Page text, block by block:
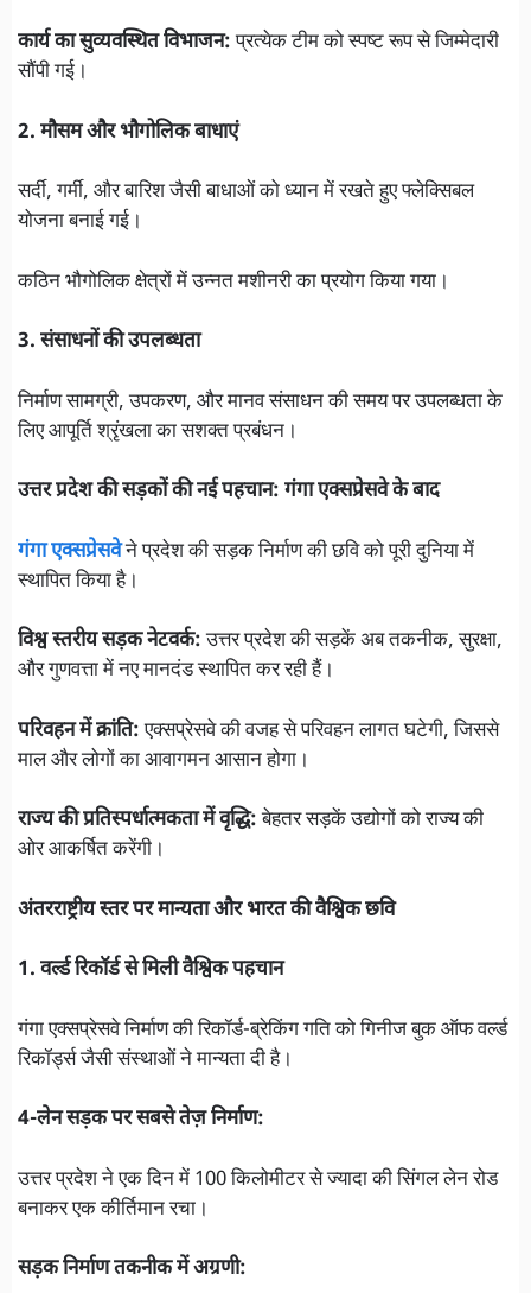
कार्य का सुव्यवस्थित विभाजन:प्रत्येक टीम को स्पष्ट रूप से जिम्मेदारी
सौंपी गई।
2. मौसम और भौगोलिक बाधाएं
सर्दी, गर्मी, और बारिश जैसी बाधाओं को ध्यान में रखते हुए फ्लेक्सिबल
योजना बनाई गई।
कठिन भौगोलिक क्षेत्रों में उन्नत मशीनरी का प्रयोग किया गया।
3. संसाधनों की उपलब्धता
निर्माण सामग्री, उपकरण, और मानव संसाधन की समय पर उपलब्धता के
लिए आपूर्ति श्रृंखला का सशक्त प्रबंधन।
उत्तर प्रदेश की सड़कों की नई पहचान: गंगा एक्सप्रेसवे के बाद
गंगा एक्सप्रेसवेने प्रदेश की सड़क निर्माण की छवि को पूरी दुनिया में
स्थापित किया है।
विश्व स्तरीय सड़क नेटवर्क:उत्तर प्रदेश की सड़कें अब तकनीक, सुरक्षा,
और गुणवत्ता में नए मानदंड स्थापित कर रही हैं।
परिवहन में क्रांति:एक्सप्रेसवे की वजह से परिवहन लागत घटेगी, जिससे
माल और लोगों का आवागमन आसान होगा।
राज्य की प्रतिस्पर्धात्मकता में वृद्धि:बेहतर सड़कें उद्योगों को राज्य की
ओर आकर्षित करेंगी।
अंतरराष्ट्रीय स्तर पर मान्यता और भारत की वैश्विक छवि
1. वर्ल्ड रिकॉर्ड से मिली वैश्विक पहचान
गंगा एक्सप्रेसवे निर्माण की रिकॉर्ड-ब्रेकिंग गति को गिनीज बुक ऑफ वर्ल्ड
रिकॉर्ड्स जैसी संस्थाओं ने मान्यता दी है।
4-लेन सड़क पर सबसे तेज़ निर्माण:
उत्तर प्रदेश ने एक दिन में 100 किलोमीटर से ज्यादा की सिंगल लेन रोड
बनाकर एक कीर्तिमान रचा।
सड़क निर्माण तकनीक में अग्रणी: